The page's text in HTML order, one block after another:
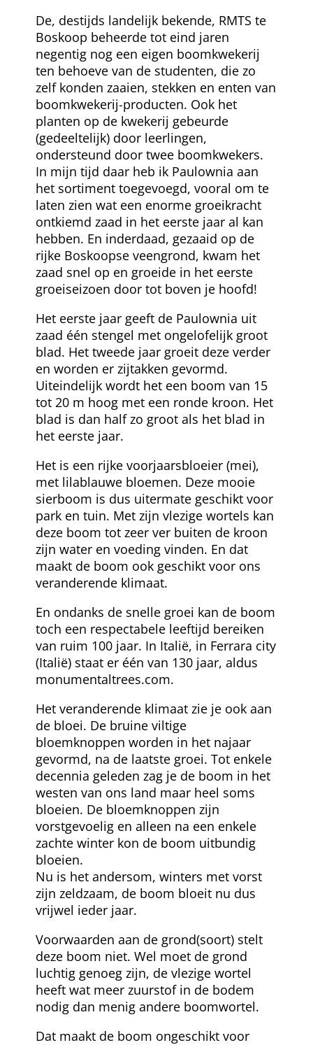
De, destijds landelijk bekende, RMTS te
Boskoop beheerde tot eind jaren
negentig nog een eigen boomkwekerij
ten behoeve van de studenten, die zo
zelf konden zaaien, stekken en enten van
boomkwekerij-producten. Ook het
planten op de kwekerij gebeurde
(gedeeltelijk) door leerlingen,
ondersteund door twee boomkwekers.
In mijn tijd daar heb ik Paulownia aan
het sortiment toegevoegd, vooral om te
laten zien wat een enorme groeikracht
ontkiemd zaad in het eerste jaar al kan
hebben. En inderdaad, gezaaid op de
rijke Boskoopse veengrond, kwam het
zaad snel op en groeide in het eerste
groeiseizoen door tot boven je hoofd!
Het eerste jaar geeft de Paulownia uit
zaad één stengel met ongelofelijk groot
blad. Het tweede jaar groeit deze verder
en worden er zijtakken gevormd.
Uiteindelijk wordt het een boom van 15
tot 20 m hoog met een ronde kroon. Het
blad is dan half zo groot als het blad in
het eerste jaar.
Het is een rijke voorjaarsbloeier (mei),
met lilablauwe bloemen. Deze mooie
sierboom is dus uitermate geschikt voor
park en tuin. Met zijn vlezige wortels kan
deze boom tot zeer ver buiten de kroon
zijn water en voeding vinden. En dat
maakt de boom ook geschikt voor ons
veranderende klimaat.
En ondanks de snelle groei kan de boom
toch een respectabele leeftijd bereiken
van ruim 100 jaar. In Italië, in Ferrara city
(Italië) staat er één van 130 jaar, aldus
monumentaltrees.com.
Het veranderende klimaat zie je ook aan
de bloei. De bruine viltige
bloemknoppen worden in het najaar
gevormd, na de laatste groei. Tot enkele
decennia geleden zag je de boom in het
westen van ons land maar heel soms
bloeien. De bloemknoppen zijn
vorstgevoelig en alleen na een enkele
zachte winter kon de boom uitbundig
bloeien.
Nu is het andersom, winters met vorst
zijn zeldzaam, de boom bloeit nu dus
vrijwel ieder jaar.
Voorwaarden aan de grond(soort) stelt
deze boom niet. Wel moet de grond
luchtig genoeg zijn, de vlezige wortel
heeft wat meer zuurstof in de bodem
nodig dan menig andere boomwortel.
Dat maakt de boom ongeschikt voor